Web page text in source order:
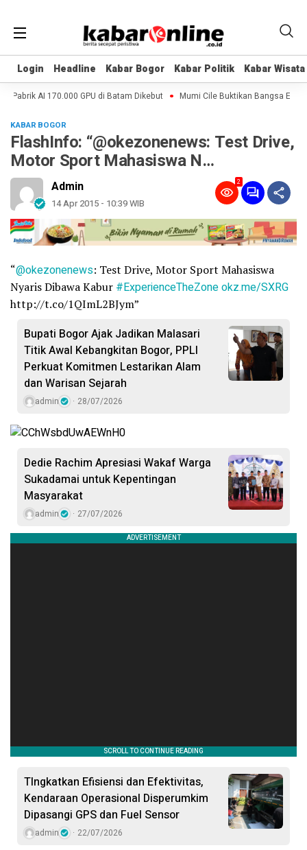
Login Headline Kabar Bogor Kabar Politik Kabar Wisata
Login Headline Kabar Bogor Kabar Politik Kabar Wisata
AI 170.000 GPU di Batam Dikebut Mumi Cile Buktikan Bangsa Eropa
KABAR BOGOR
FlashInfo: “@okezonenews: Test Drive,
Motor Sport Mahasiswa N…
Admin
14 Apr 2015 - 10:39 WIB
2
“@okezonenews: Test Drive, Motor Sport Mahasiswa
Nyaris Dibawa Kabur #ExperienceTheZoneokz.me/SXRG
http://t.co/1QImL2BJym”
Bupati Bogor Ajak Jadikan Malasari
Titik Awal Kebangkitan Bogor, PPLI
Perkuat Komitmen Lestarikan Alam
dan Warisan Sejarah
admin 28/07/2026
Dedie Rachim Apresiasi Wakaf Warga
Sukadamai untuk Kepentingan
Masyarakat
admin 27/07/2026
TIngkatkan Efisiensi dan Efektivitas,
Kendaraan Operasional Disperumkim
Dipasangi GPS dan Fuel Sensor
admin 22/07/2026